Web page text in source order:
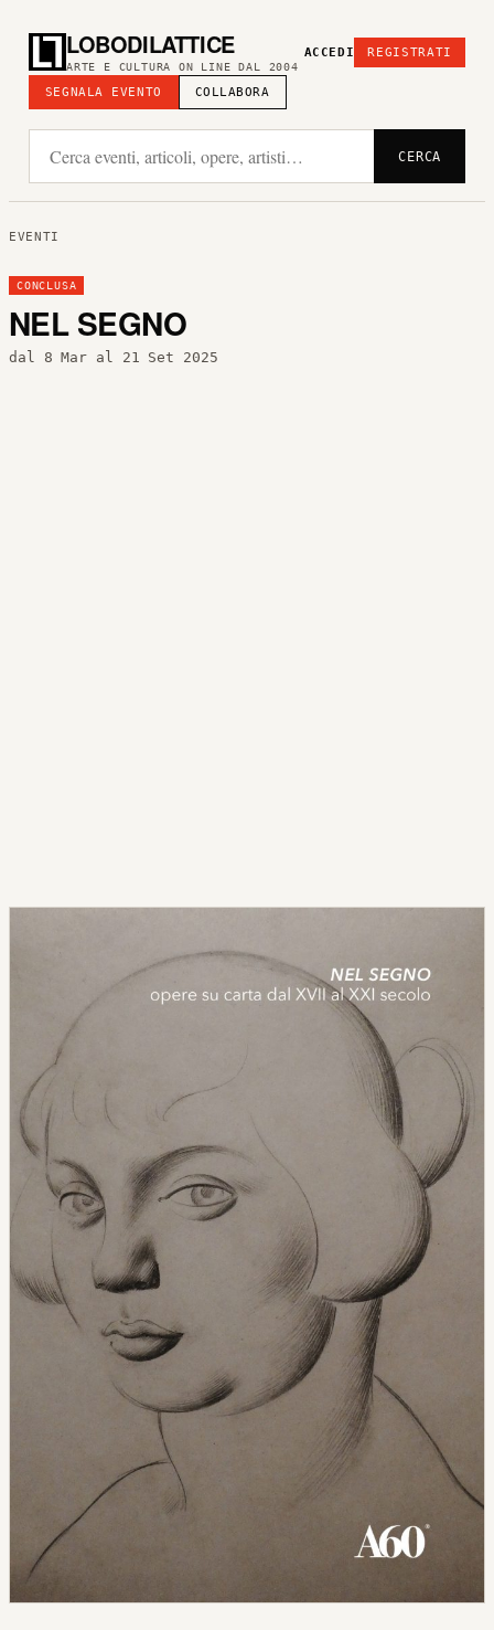
LOBODILATTICE
ARTE E CULTURA ON LINE DAL 2004
SEGNALA EVENTO COLLABORA
ACCEDI REGISTRATI
CERCA
EVENTI
CONCLUSA
NEL SEGNO
dal 8 Mar al 21 Set 2025